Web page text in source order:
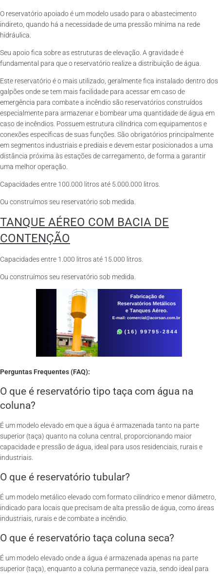
O reservatório apoiado é um modelo usado para o abastecimento
indireto, quando há a necessidade de uma pressão mínima na rede
hidráulica.
Seu apoio fica sobre as estruturas de elevação. A gravidade é
fundamental para que o reservatório realize a distribuição de água.
Este reservatório é o mais utilizado, geralmente fica instalado dentro dos
galpões onde se tem mais facilidade para acessar em caso de
emergência para combate a incêndio são reservatórios construídos
especialmente para armazenar e bombear uma quantidade de água em
caso de incêndios. Possuem estrutura cilíndrica com equipamentos e
conexões específicas de suas funções. São obrigatórios principalmente
em segmentos industriais e prediais e devem estar posicionados a uma
distância próxima às estações de carregamento, de forma a garantir
uma melhor operação.
Capacidades entre 100.000 litros até 5.000.000 litros.
Ou construímos seu reservatório sob medida.
TANQUE AÉREO COM BACIA DE
CONTENÇÃO
Capacidades entre 1.000 litros até 15.000 litros.
Ou construímos seu reservatório sob medida.
Perguntas Frequentes (FAQ):
O que é reservatório tipo taça com água na
coluna?
É um modelo elevado em que a água é armazenada tanto na parte
superior (taça) quanto na coluna central, proporcionando maior
capacidade e pressão de água, ideal para usos residenciais, rurais e
industriais.
O que é reservatório tubular?
É um modelo metálico elevado com formato cilíndrico e menor diâmetro,
indicado para locais que precisam de alta pressão de água, como áreas
industriais, rurais e de combate a incêndio.
O que é reservatório taça coluna seca?
É um modelo elevado onde a água é armazenada apenas na parte
superior (taça), enquanto a coluna permanece vazia, sendo ideal para